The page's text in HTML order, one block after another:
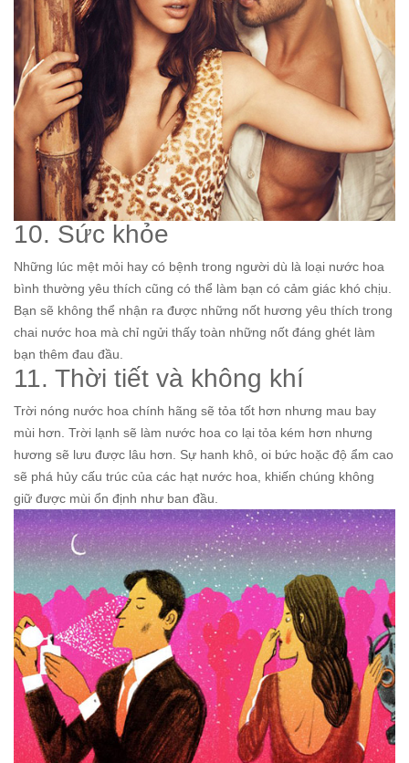
10. Sức khỏe
Những lúc mệt mỏi hay có bệnh trong người dù là loại nước hoa
bình thường yêu thích cũng có thể làm bạn có cảm giác khó chịu.
Bạn sẽ không thể nhận ra được những nốt hương yêu thích trong
chai nước hoa mà chỉ ngửi thấy toàn những nốt đáng ghét làm
bạn thêm đau đầu.
11. Thời tiết và không khí
Trời nóng nước hoa chính hãng sẽ tỏa tốt hơn nhưng mau bay
mùi hơn. Trời lạnh sẽ làm nước hoa co lại tỏa kém hơn nhưng
hương sẽ lưu được lâu hơn. Sự hanh khô, oi bức hoặc độ ẩm cao
sẽ phá hủy cấu trúc của các hạt nước hoa, khiến chúng không
giữ được mùi ổn định như ban đầu.